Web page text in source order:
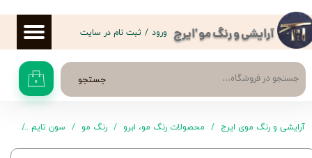
آرایشی و رنگ مو 'ایرج
جستجو ۰
ورود / ثبت نام در سایت
حساب کاربری من
تغییر گذر واژه
سفارشات
خروج از حساب کاربری
آرایشی و رنگ موی ایرج محصولات رنگ مو، ابرو رنگ مو سون تایم